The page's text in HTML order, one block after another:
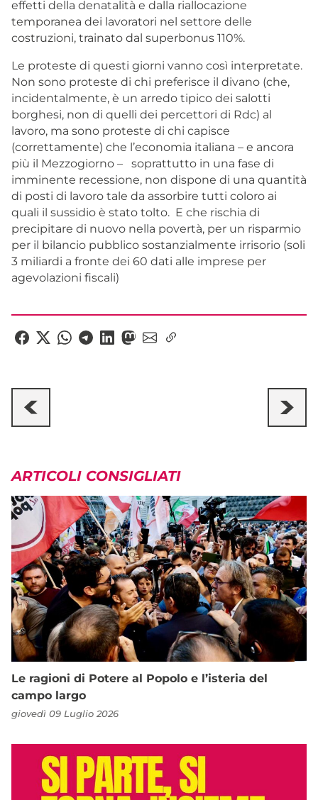
effetti della denatalità e dalla riallocazione
temporanea dei lavoratori nel settore delle
costruzioni, trainato dal superbonus 110%.
Le proteste di questi giorni vanno così interpretate.
Non sono proteste di chi preferisce il divano (che,
incidentalmente, è un arredo tipico dei salotti
borghesi, non di quelli dei percettori di Rdc) al
lavoro, ma sono proteste di chi capisce
(correttamente) che l’economia italiana – e ancora
più il Mezzogiorno – soprattutto in una fase di
imminente recessione, non dispone di una quantità
di posti di lavoro tale da assorbire tutti coloro ai
quali il sussidio è stato tolto. E che rischia di
precipitare di nuovo nella povertà, per un risparmio
per il bilancio pubblico sostanzialmente irrisorio (soli
3 miliardi a fronte dei 60 dati alle imprese per
agevolazioni fiscali)
ARTICOLI CONSIGLIATI
Le ragioni di Potere al Popolo e l’isteria del
campo largo
giovedì 09 Luglio 2026